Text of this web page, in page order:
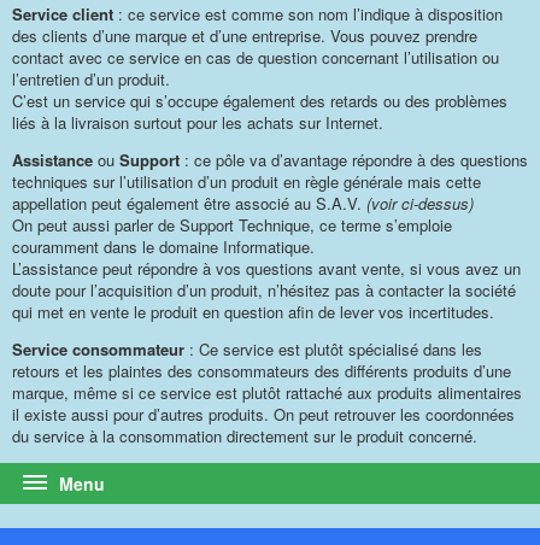
Service client : ce service est comme son nom l’indique à disposition
des clients d’une marque et d’une entreprise. Vous pouvez prendre
contact avec ce service en cas de question concernant l’utilisation ou
l’entretien d’un produit.
C’est un service qui s’occupe également des retards ou des problèmes
liés à la livraison surtout pour les achats sur Internet.
Assistance ou Support : ce pôle va d’avantage répondre à des questions
techniques sur l’utilisation d’un produit en règle générale mais cette
appellation peut également être associé au S.A.V. (voir ci-dessus)
On peut aussi parler de Support Technique, ce terme s’emploie
couramment dans le domaine Informatique.
L’assistance peut répondre à vos questions avant vente, si vous avez un
doute pour l’acquisition d’un produit, n’hésitez pas à contacter la société
qui met en vente le produit en question afin de lever vos incertitudes.
Service consommateur : Ce service est plutôt spécialisé dans les
retours et les plaintes des consommateurs des différents produits d’une
marque, même si ce service est plutôt rattaché aux produits alimentaires
il existe aussi pour d’autres produits. On peut retrouver les coordonnées
du service à la consommation directement sur le produit concerné.
Menu